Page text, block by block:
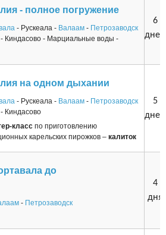
- полное погружение
- Рускеала - Валаам - Петрозаводск
Киндасово - Марциальные воды -
6
дней
на одном дыхании
- Рускеала - Валаам - Петрозаводск
Киндасово
класс по приготовлению
карельских пирожков – калиток
5
дней
до
- Петрозаводск
4
дня